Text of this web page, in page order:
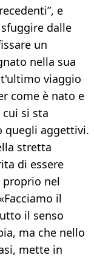
e
dalle
un
nella sua
viaggio
come è nato e
si sta
quegli aggettivi.
stretta
di essere
proprio nel
il
il senso
ma che nello
mette in